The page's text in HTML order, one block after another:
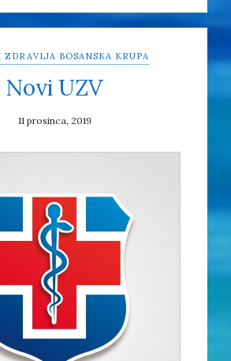
ZDRAVLJA BOSANSKA KRUPA
Novi UZV
11 prosinca, 2019